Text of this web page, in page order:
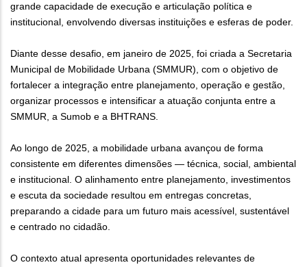
grande capacidade de execução e articulação política e
institucional, envolvendo diversas instituições e esferas de poder.
Diante desse desafio, em janeiro de 2025, foi criada a Secretaria
Municipal de Mobilidade Urbana (SMMUR), com o objetivo de
fortalecer a integração entre planejamento, operação e gestão,
organizar processos e intensificar a atuação conjunta entre a
SMMUR, a Sumob e a BHTRANS.
Ao longo de 2025, a mobilidade urbana avançou de forma
consistente em diferentes dimensões — técnica, social, ambiental
e institucional. O alinhamento entre planejamento, investimentos
e escuta da sociedade resultou em entregas concretas,
preparando a cidade para um futuro mais acessível, sustentável
e centrado no cidadão.
O contexto atual apresenta oportunidades relevantes de